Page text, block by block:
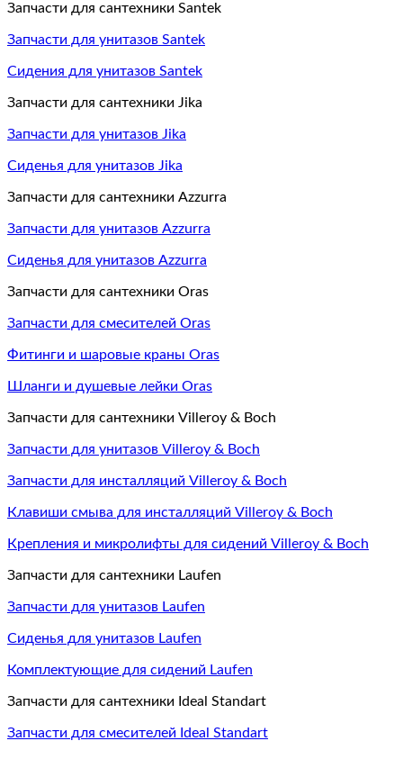
Запчасти для сантехники Santek
Запчасти для унитазов Santek
Сидения для унитазов Santek
Запчасти для сантехники Jika
Запчасти для унитазов Jika
Сиденья для унитазов Jika
Запчасти для сантехники Azzurra
Запчасти для унитазов Azzurra
Сиденья для унитазов Azzurra
Запчасти для сантехники Oras
Запчасти для смесителей Oras
Фитинги и шаровые краны Oras
Шланги и душевые лейки Oras
Запчасти для сантехники Villeroy & Boch
Запчасти для унитазов Villeroy & Boch
Запчасти для инсталляций Villeroy & Boch
Клавиши смыва для инсталляций Villeroy & Boch
Крепления и микролифты для сидений Villeroy & Boch
Запчасти для сантехники Laufen
Запчасти для унитазов Laufen
Сиденья для унитазов Laufen
Комплектующие для сидений Laufen
Запчасти для сантехники Ideal Standart
Запчасти для смесителей Ideal Standart